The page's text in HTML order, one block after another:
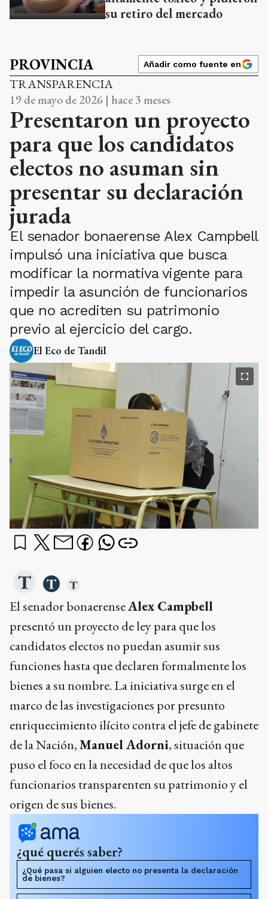
su retiro del mercado
PROVINCIA Añadir como fuente en
TRANSPARENCIA
19 de mayo de 2026 | hace 3 meses
Presentaron un proyecto
para que los candidatos
electos no asuman sin
presentar su declaración
jurada
El senador bonaerense Alex Campbell
impulsó una iniciativa que busca
modificar la normativa vigente para
impedir la asunción de funcionarios
que no acrediten su patrimonio
previo al ejercicio del cargo.
El Eco de Tandil
El senador bonaerenseAlex Campbell
presentó un proyecto de ley para que los
candidatos electos no puedan asumir sus
funciones hasta que declaren formalmente los
bienes a su nombre. La iniciativa surge en el
marco de las investigaciones por presunto
enriquecimiento ilícito contra el jefe de gabinete
de la Nación,Manuel Adorni, situación que
puso el foco en la necesidad de que los altos
funcionarios transparenten su patrimonio y el
origen de sus bienes.
¿qué querés saber?
¿Qué pasa si alguien electo no presenta la declaración
de bienes?